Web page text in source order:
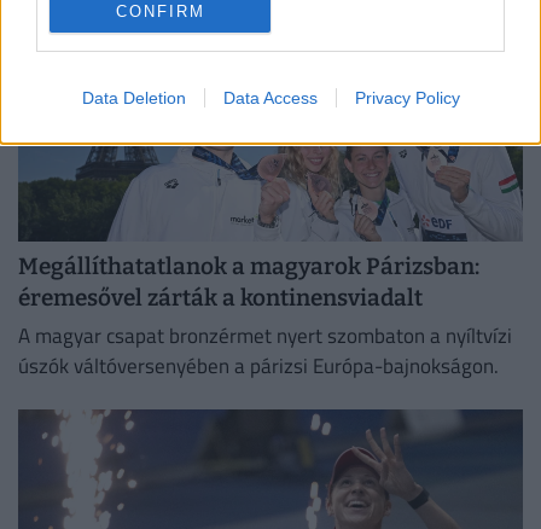
CONFIRM
Data Deletion Data Access Privacy Policy
Megállíthatatlanok a magyarok Párizsban:
éremesővel zárták a kontinensviadalt
A magyar csapat bronzérmet nyert szombaton a nyíltvízi
úszók váltóversenyében a párizsi Európa-bajnokságon.